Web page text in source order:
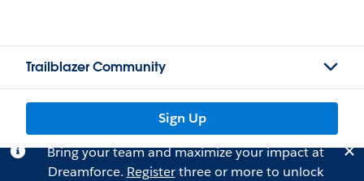
Trailblazer Community
Sign Up
Bring your team and maximize your impact at
Dreamforce. Registerthree or more to unlock